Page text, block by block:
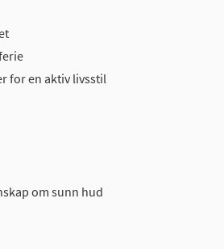
for en aktiv livsstil
om sunn hud